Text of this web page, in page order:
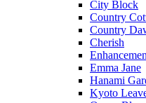
City Block
Country
Country
Cherish
Emma Jane
Hanami
Kyoto